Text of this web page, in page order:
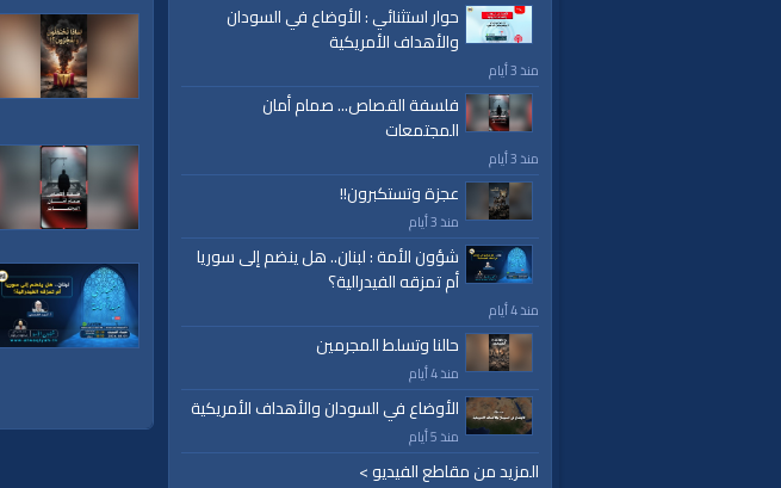
حوار استثنائي : الأوضاع في السودان
والأهداف الأمريكية
منذ 3 أيام
فلسفة القصاص... صمام أمان
المجتمعات
منذ 3 أيام
عجزة وتستكبرون!!
منذ 3 أيام
شؤون الأمة : لبنان.. هل ينضم إلى سوريا
أم تمزقه الفيدرالية؟
منذ 4 أيام
حالنا وتسلط المجرمين
منذ 4 أيام
الأوضاع في السودان والأهداف الأمريكية
منذ 5 أيام
المزيد من مقاطع الفيديو >